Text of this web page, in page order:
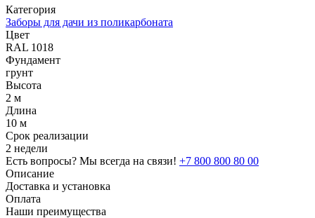
Категория
Заборы для дачи из поликарбоната
Цвет
RAL 1018
Фундамент
грунт
Высота
2 м
Длина
10 м
Срок реализации
2 недели
Есть вопросы? Мы всегда на связи! +7 800 800 80 00
Описание
Доставка и установка
Оплата
Наши преимущества